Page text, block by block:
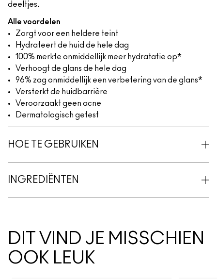
deeltjes.
Alle voordelen
Zorgt voor een heldere teint
Hydrateert de huid de hele dag
100% merkte onmiddellijk meer hydratatie op*
Verhoogt de glans de hele dag
96% zag onmiddellijk een verbetering van de glans*
Versterkt de huidbarrière
Veroorzaakt geen acne
Dermatologisch getest
HOE TE GEBRUIKEN
INGREDIËNTEN
DIT VIND JE MISSCHIEN
OOK LEUK